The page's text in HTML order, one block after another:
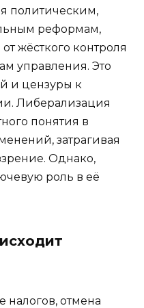
политическим,
реформам,
жёсткого контроля
управления. Это
и цензуры к
Либерализация
понятия в
затрагивая
Однако,
роль в её
налогов, отмена